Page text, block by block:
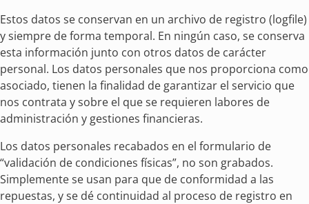
Estos datos se conservan en un archivo de registro (logfile)
y siempre de forma temporal. En ningún caso, se conserva
esta información junto con otros datos de carácter
personal. Los datos personales que nos proporciona como
asociado, tienen la finalidad de garantizar el servicio que
nos contrata y sobre el que se requieren labores de
administración y gestiones financieras.
Los datos personales recabados en el formulario de
“validación de condiciones físicas”, no son grabados.
Simplemente se usan para que de conformidad a las
repuestas, y se dé continuidad al proceso de registro en